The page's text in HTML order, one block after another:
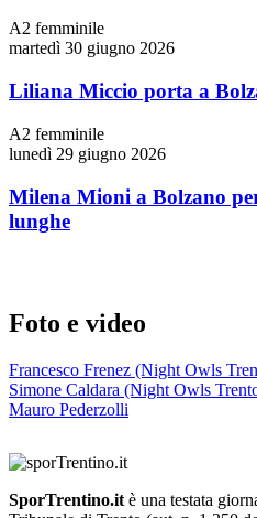
A2 femminile
martedì 30 giugno 2026
Liliana Miccio porta a
A2 femminile
lunedì 29 giugno 2026
Milena Mioni a Bolzano
lunghe
Foto e video
Francesco Frenez (Night Owls
Simone Caldara (Night Owls
Mauro Pederzolli
SporTrentino.it è una testata